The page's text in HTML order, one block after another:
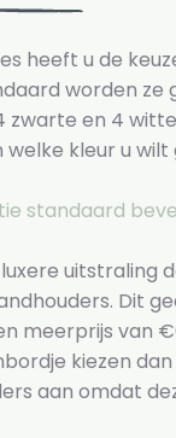
heeft u de
worden ze
zwarte en 4
welke kleur u wilt
standaard
uitstraling
Dit
meerprijs van
kiezen
aan omdat